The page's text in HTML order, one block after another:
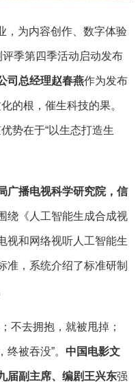
，为内容创作、数字体验
评季第四季活动启动发布
司总经理赵春燕作为发布
的根，催生科技的果。
势在于“以生态打造生
广播电视科学研究院，信
绕《人工智能生成合成视
视和网络视听人工智能生
准，系统介绍了标准研制
不去拥抱，就被甩掉；
被吞没”。 中国电影文
届副主席、 编剧 王兴东强